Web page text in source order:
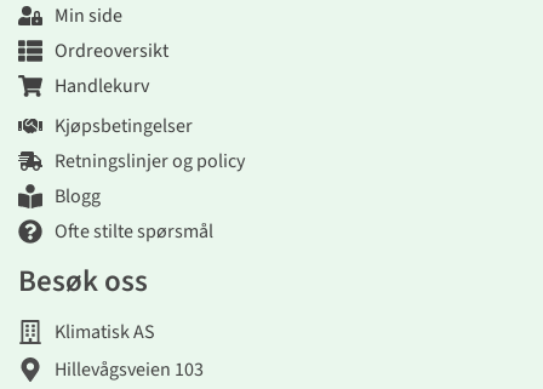
Min side
Ordreoversikt
Handlekurv
Kjøpsbetingelser
Retningslinjer og policy
Blogg
Ofte stilte spørsmål
Besøk oss
Klimatisk AS
Hillevågsveien 103